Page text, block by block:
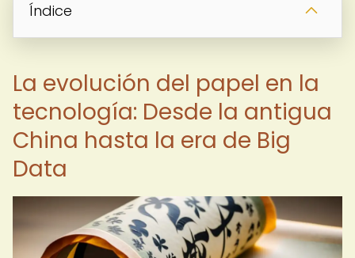
Índice
La evolución del papel en la
tecnología: Desde la antigua
China hasta la era de Big
Data